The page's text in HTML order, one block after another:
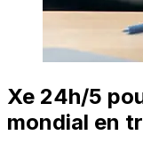
Xe 24h/5
mondial en